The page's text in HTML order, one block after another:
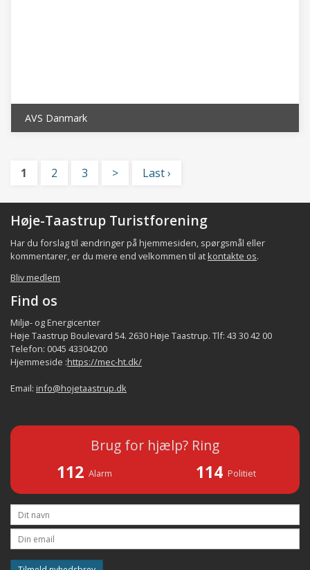
AVS Danmark
1 2 3 > Last ›
Høje-Taastrup Turistforening
Har du forslag til ændringer på hjemmesiden, spørgsmål eller
kommentarer, er du mere end velkommen til at kontakte os.
Bliv medlem
Find os
Miljø- og Energicenter
Høje Taastrup Boulevard 54. 2630 Høje Taastrup. Tlf: 43 30 42 00
Telefon: 0045 43304200
Hjemmeside :https://mec-ht.dk/
Email: info@hojetaastrup.dk
Brug for hjælp? Ring
112 Alarm 114 Politiet